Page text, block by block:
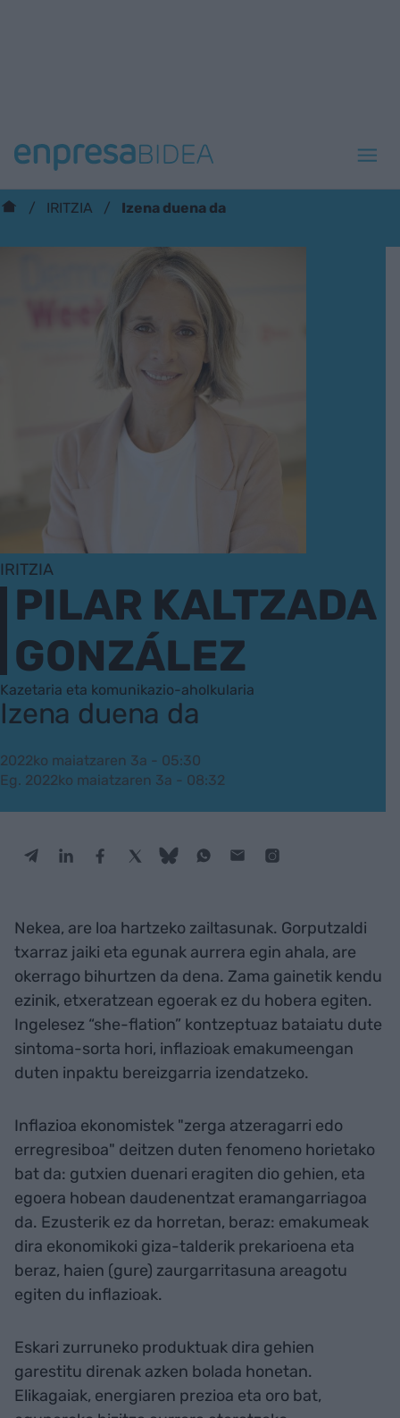
IRITZIA Izena duena da
IRITZIA
PILAR KALTZADA
GONZÁLEZ
Kazetaria eta komunikazio-aholkularia
Izena duena da
2022ko maiatzaren 3a - 05:30
Eg. 2022ko maiatzaren 3a - 08:32
Nekea, are loa hartzeko zailtasunak. Gorputzaldi
txarraz jaiki eta egunak aurrera egin ahala, are
okerrago bihurtzen da dena. Zama gainetik kendu
ezinik, etxeratzean egoerak ez du hobera egiten.
Ingelesez “she-flation” kontzeptuaz bataiatu dute
sintoma-sorta hori, inflazioak emakumeengan
duten inpaktu bereizgarria izendatzeko.
Inflazioa ekonomistek "zerga atzeragarri edo
erregresiboa" deitzen duten fenomeno horietako
bat da: gutxien duenari eragiten dio gehien, eta
egoera hobean daudenentzat eramangarriagoa
da. Ezusterik ez da horretan, beraz: emakumeak
dira ekonomikoki giza-talderik prekarioena eta
beraz, haien (gure) zaurgarritasuna areagotu
egiten du inflazioak.
Eskari zurruneko produktuak dira gehien
garestitu direnak azken bolada honetan.
Elikagaiak, energiaren prezioa eta oro bat,